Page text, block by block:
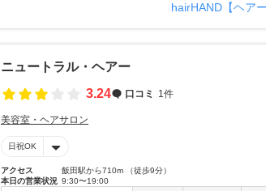
hairHAND【ヘア
ニュートラル・ヘアー
3.24
口コミ 1件
美容室・ヘアサロン
日祝OK
アクセス
飯田駅から710m （徒歩9分）
本日の営業状況 9:30〜19:00